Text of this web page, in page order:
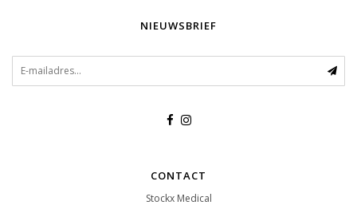
NIEUWSBRIEF
CONTACT
Stockx Medical